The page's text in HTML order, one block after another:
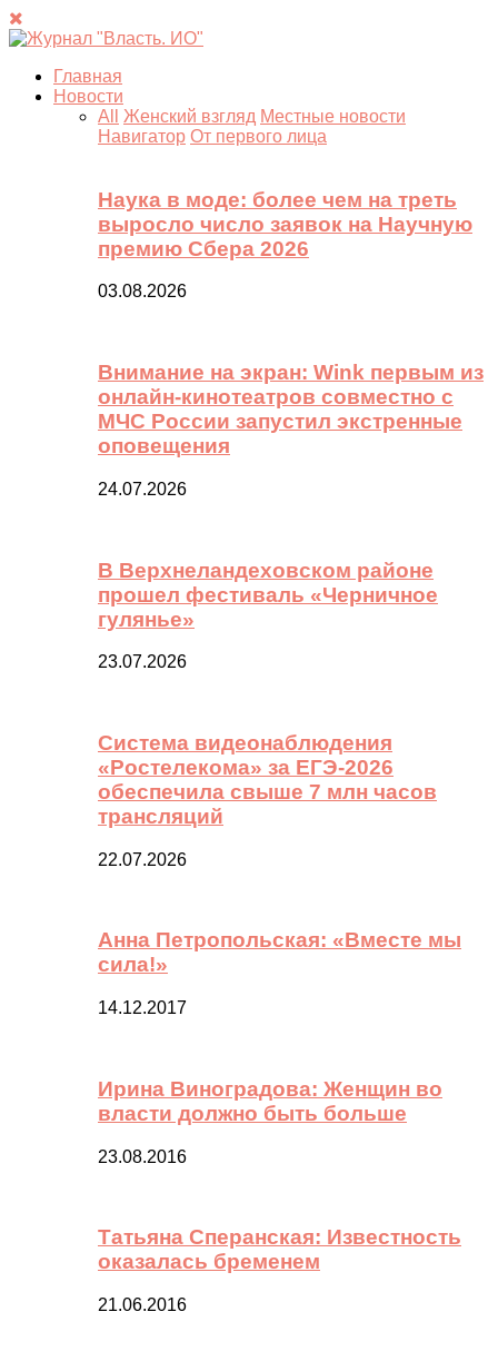
Главная
Новости
All
Женский взгляд Местные новости
Навигатор От первого лица
Наука в моде: более чем на треть
выросло число заявок на Научную
премию Сбера 2026
03.08.2026
Внимание на экран: Wink первым из
онлайн-кинотеатров совместно с
МЧС России запустил экстренные
оповещения
24.07.2026
В Верхнеландеховском районе
прошел фестиваль «Черничное
гулянье»
23.07.2026
Система видеонаблюдения
«Ростелекома» за ЕГЭ-2026
обеспечила свыше 7 млн часов
трансляций
22.07.2026
Анна Петропольская: «Вместе мы
сила!»
14.12.2017
Ирина Виноградова: Женщин во
власти должно быть больше
23.08.2016
Татьяна Сперанская: Известность
оказалась бременем
21.06.2016